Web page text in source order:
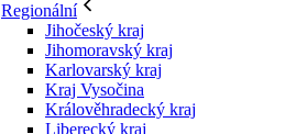
Regionální
Jihočeský kraj
Jihomoravský kraj
Karlovarský kraj
Kraj Vysočina
Králověhradecký kraj
Liberecký kraj